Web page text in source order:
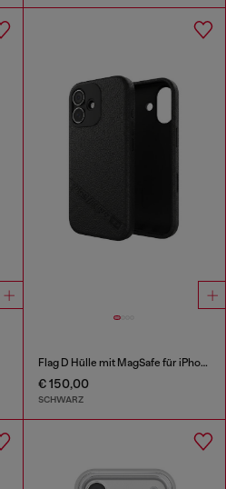
Flag D Hülle mit MagSafe für iPhone 17
€ 150,00
SCHWARZ